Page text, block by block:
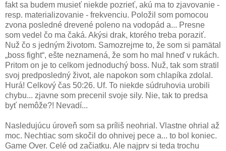
fakt sa budem musieť niekde pozrieť, akú ma to zjavovanie -
resp. materializovanie - frekvenciu. Položil som pomocou
zvona posledné drevené poleno na vodopád a... Presne
som vedel čo ma čaká. Akýsi drak, ktorého treba poraziť.
Nuž čo s jedným životom. Samozrejme to, že som si pamätal
„boss fight“, ešte neznamená, že som ho mal hneď v rukách.
Pritom on je to celkom jednoduchý boss. Nuž, tak som stratil
svoj predposledný život, ale napokon som chlapíka zdolal.
Hurá! Celkový čas 50:26. Uf. To niekde súdruhovia urobili
chybu... zjavne som precenil svoje sily. Nie, tak to predsa
byť nemôže?! Nevadí...
Nasledujúcu úroveň som sa príliš neohrial. Vlastne ohrial až
moc. Nechtiac som skočil do ohnivej pece a... to bol koniec.
Game Over. Celé od začiatku. Ale najprv si teda trochu